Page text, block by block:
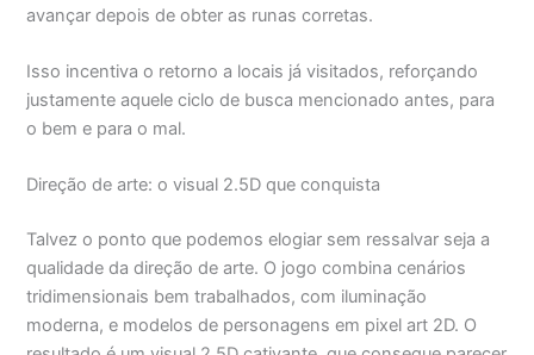
avançar depois de obter as runas corretas.
Isso incentiva o retorno a locais já visitados, reforçando
justamente aquele ciclo de busca mencionado antes, para
o bem e para o mal.
Direção de arte: o visual 2.5D que conquista
Talvez o ponto que podemos elogiar sem ressalvar seja a
qualidade da direção de arte. O jogo combina cenários
tridimensionais bem trabalhados, com iluminação
moderna, e modelos de personagens em pixel art 2D. O